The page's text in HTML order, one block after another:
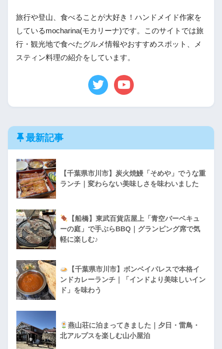
旅行や登山、食べることが大好き！ハンドメイド作家を
しているmocharina(モカリーナ)です。このサイトでは旅
行・観光地で食べたグルメ情報やおすすめスポット、メ
スティン料理の紹介をしています。
最新記事
【千葉県市川市】炭火焼鰻「そめや」でうな重
ランチ｜変わらない美味しさを味わいました
【船橋】東武百貨店屋上「青空バーベキュ
ーの庭」で手ぶらBBQ｜グランピング席で気
軽に楽しむ♪
【千葉県市川市】ボンベイパレスで本格イ
ンドカレーランチ｜「インドより美味しいイン
ド」を味わう
燕山荘に泊まってきました｜夕日・雷鳥・
北アルプスを楽しむ山小屋泊